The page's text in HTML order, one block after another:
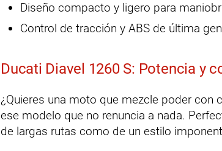
Diseño compacto y ligero para
Control de tracción y ABS de última
Ducati Diavel 1260 S: Potencia y
¿Quieres una moto que mezcle poder con
ese modelo que no renuncia a nada.
de largas rutas como de un estilo